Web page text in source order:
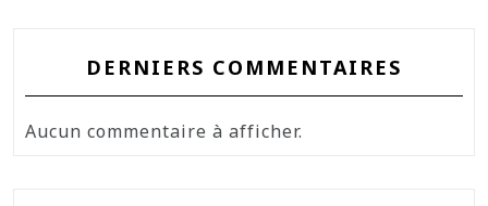
DERNIERS COMMENTAIRES
Aucun commentaire à afficher.